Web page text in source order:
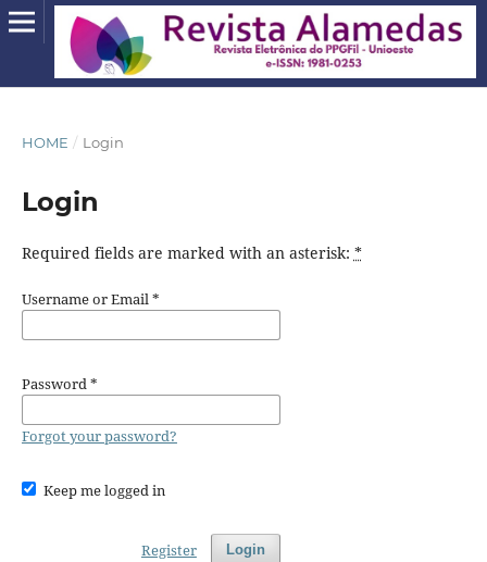
HOME / Login
Login
Required fields are marked with an asterisk: *
Username or Email*
Password*
Forgot your password?
Keep me logged in
Login
Register